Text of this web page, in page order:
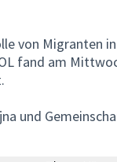
von Migranten
fand am
und